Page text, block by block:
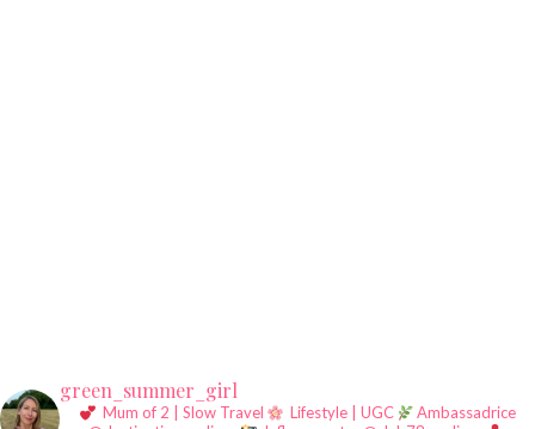
green_summer_girl
Mum of 2 | Slow Travel Lifestyle | UGC
Ambassadrice